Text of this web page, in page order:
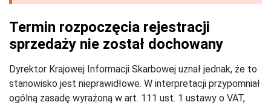
Termin rozpoczęcia rejestracji
sprzedaży nie został dochowany
Dyrektor Krajowej Informacji Skarbowej uznał jednak, że to
stanowisko jest nieprawidłowe. W interpretacji przypomniał
ogólną zasadę wyrażoną w art. 111 ust. 1 ustawy o VAT,